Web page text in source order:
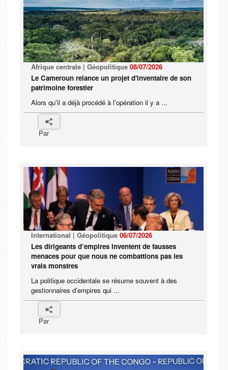
Afrique centrale | Géopolitique 08/07/2026
Le Cameroun relance un projet d'inventaire de son
patrimoine forestier
Alors qu'il a déjà procédé à l'opération il y a ...
Par
International | Géopolitique 06/07/2026
Les dirigeants d’empires inventent de fausses
menaces pour que nous ne combattions pas les
vrais monstres
La politique occidentale se résume souvent à des
gestionnaires d’empires qui ...
Par